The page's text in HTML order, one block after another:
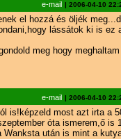
e-mail | 2006-04-10
el hozzá és öljék
lássátok ki is ez
meg hogy
e-mail | 2006-04-10
is!képzeld most azt irta a
óta ismerem,ő is
után is mint a